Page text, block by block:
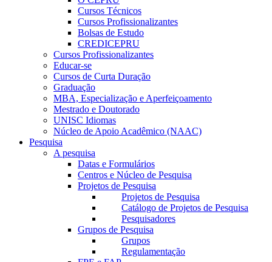
Cursos Técnicos
Cursos Profissionalizantes
Bolsas de Estudo
CREDICEPRU
Cursos Profissionalizantes
Educar-se
Cursos de Curta Duração
Graduação
MBA, Especialização e Aperfeiçoamento
Mestrado e Doutorado
UNISC Idiomas
Núcleo de Apoio Acadêmico (NAAC)
Pesquisa
A pesquisa
Datas e Formulários
Centros e Núcleo de Pesquisa
Projetos de Pesquisa
Projetos de Pesquisa
Catálogo de Projetos de Pesquisa
Pesquisadores
Grupos de Pesquisa
Grupos
Regulamentação